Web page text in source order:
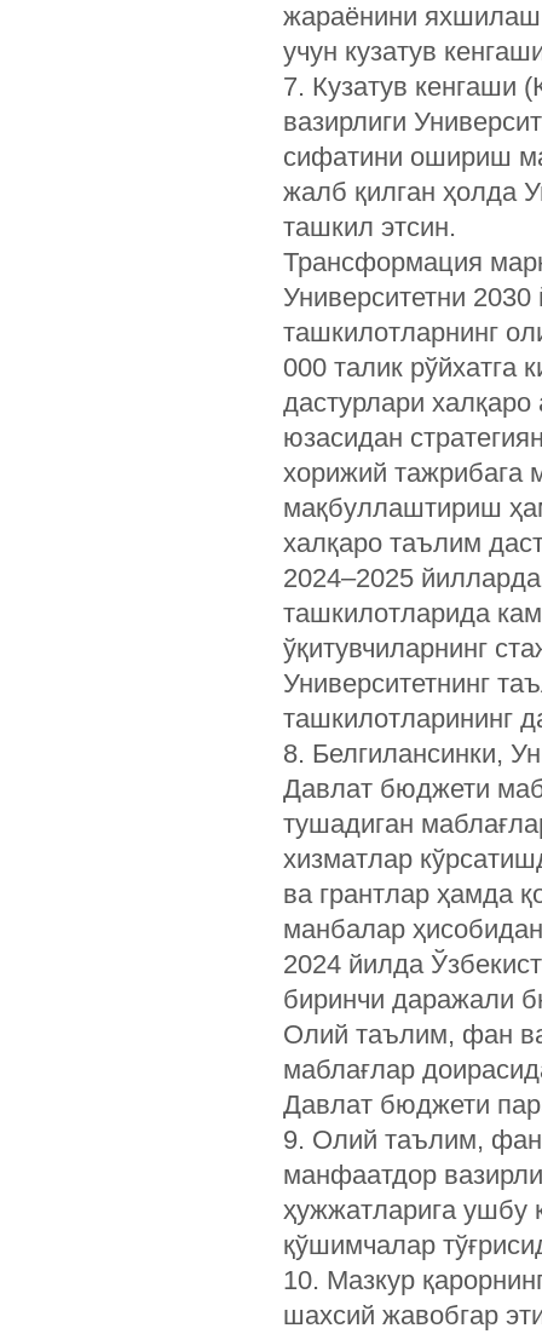
жараёнини яхшилаш
учун кузатув
7. Кузатув кенгаши
вазирлиги
сифатини ошириш
жалб қилган ҳолда
ташкил этсин.
Трансформация
Университетни 2030
ташкилотларнинг
000 талик рўйхатга
дастурлари
юзасидан
хорижий тажрибага
мақбуллаштириш
халқаро таълим
2024–2025
ташкилотларида
ўқитувчиларнинг
Университетнинг
ташкилотларининг
8. Белгилансинки,
Давлат бюджети
тушадиган
хизматлар
ва грантлар ҳамда
манбалар
2024 йилда
биринчи даражали
Олий таълим, фан
маблағлар
Давлат бюджети
9. Олий таълим, фан
манфаатдор
ҳужжатларига ушбу
қўшимчалар
10. Мазкур
шахсий жавобгар